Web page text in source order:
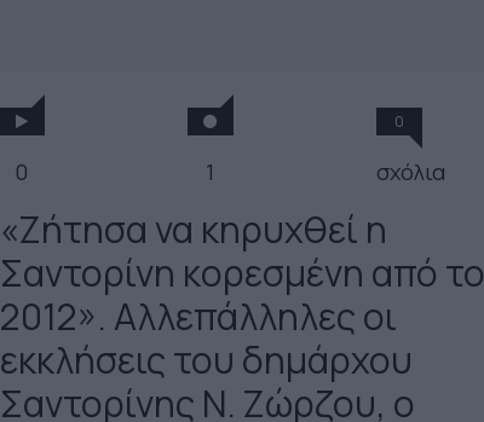
0 1
0
σχόλια
«Ζήτησα να κηρυχθεί η
Σαντορίνη κορεσμένη από το
2012». Αλλεπάλληλες οι
εκκλήσεις του δημάρχου
Σαντορίνης Ν. Ζώρζου, ο